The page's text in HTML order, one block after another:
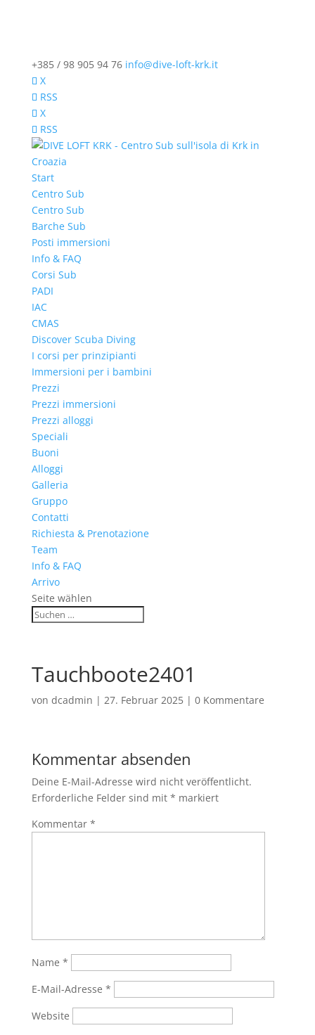
+385 / 98 905 94 76 info@dive-loft-krk.it
X
RSS
X
RSS
Start
Centro Sub
Centro Sub
Barche Sub
Posti immersioni
Info & FAQ
Corsi Sub
PADI
IAC
CMAS
Discover Scuba Diving
I corsi per prinzipianti
Immersioni per i bambini
Prezzi
Prezzi immersioni
Prezzi alloggi
Speciali
Buoni
Alloggi
Galleria
Gruppo
Contatti
Richiesta & Prenotazione
Team
Info & FAQ
Arrivo
Seite wählen
Tauchboote2401
von dcadmin | 27. Februar 2025| 0 Kommentare
Kommentar absenden
Deine E-Mail-Adresse wird nicht veröffentlicht.
Erforderliche Felder sind mit * markiert
Kommentar *
Name *
E-Mail-Adresse *
Website